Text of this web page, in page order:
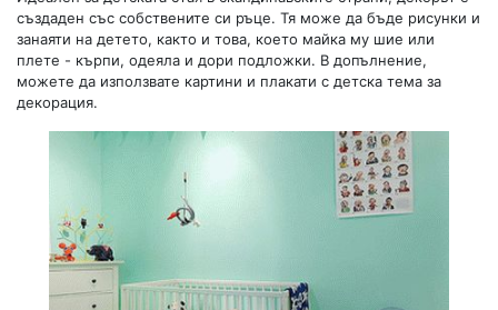
създаден със собствените си ръце. Тя може да бъде рисунки и
занаяти на детето, както и това, което майка му шие или
плете - кърпи, одеяла и дори подложки. В допълнение,
можете да използвате картини и плакати с детска тема за
декорация.